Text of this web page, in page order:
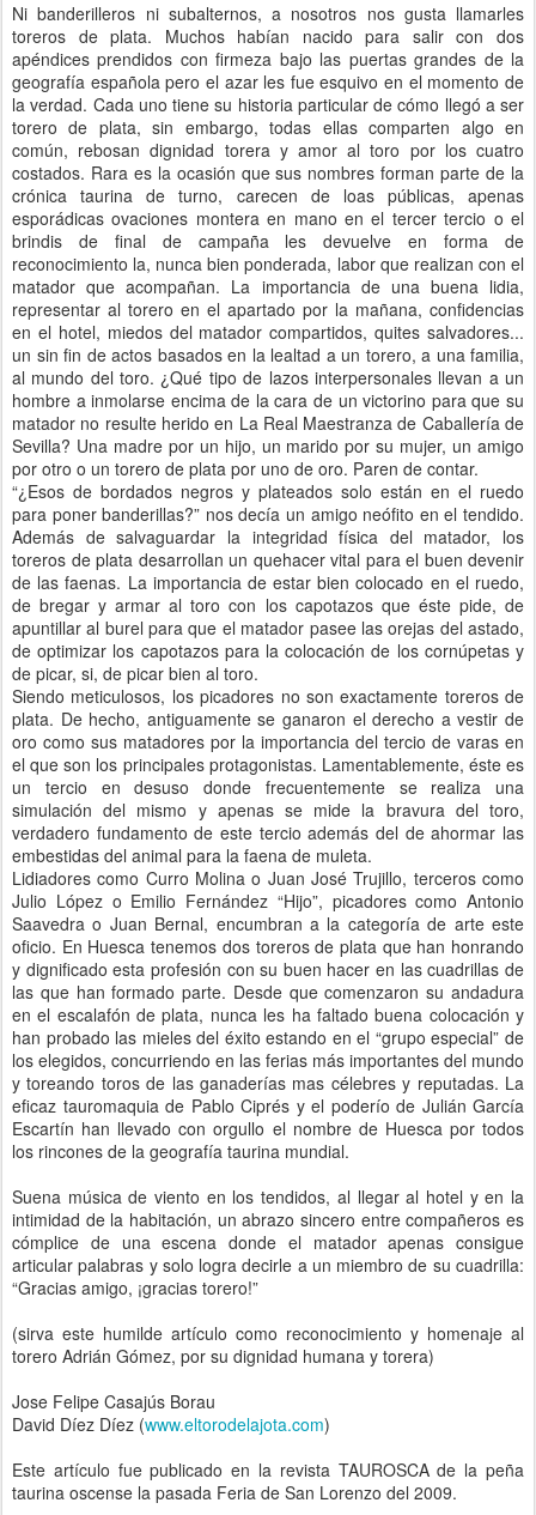
Ni banderilleros ni subalternos, a nosotros nos gusta llamarles
toreros de plata. Muchos habían nacido para salir con dos
apéndices prendidos con firmeza bajo las puertas grandes de la
geografía española pero el azar les fue esquivo en el momento de
la verdad. Cada uno tiene su historia particular de cómo llegó a ser
torero de plata, sin embargo, todas ellas comparten algo en
común, rebosan dignidad torera y amor al toro por los cuatro
costados. Rara es la ocasión que sus nombres forman parte de la
crónica taurina de turno, carecen de loas públicas, apenas
esporádicas ovaciones montera en mano en el tercer tercio o el
brindis de final de campaña les devuelve en forma de
reconocimiento la, nunca bien ponderada, labor que realizan con el
matador que acompañan. La importancia de una buena lidia,
representar al torero en el apartado por la mañana, confidencias
en el hotel, miedos del matador compartidos, quites salvadores...
un sin fin de actos basados en la lealtad a un torero, a una familia,
al mundo del toro. ¿Qué tipo de lazos interpersonales llevan a un
hombre a inmolarse encima de la cara de un victorino para que su
matador no resulte herido en La Real Maestranza de Caballería de
Sevilla? Una madre por un hijo, un marido por su mujer, un amigo
por otro o un torero de plata por uno de oro. Paren de contar.
“¿Esos de bordados negros y plateados solo están en el ruedo
para poner banderillas?” nos decía un amigo neófito en el tendido.
Además de salvaguardar la integridad física del matador, los
toreros de plata desarrollan un quehacer vital para el buen devenir
de las faenas. La importancia de estar bien colocado en el ruedo,
de bregar y armar al toro con los capotazos que éste pide, de
apuntillar al burel para que el matador pasee las orejas del astado,
de optimizar los capotazos para la colocación de los cornúpetas y
de picar, si, de picar bien al toro.
Siendo meticulosos, los picadores no son exactamente toreros de
plata. De hecho, antiguamente se ganaron el derecho a vestir de
oro como sus matadores por la importancia del tercio de varas en
el que son los principales protagonistas. Lamentablemente, éste es
un tercio en desuso donde frecuentemente se realiza una
simulación del mismo y apenas se mide la bravura del toro,
verdadero fundamento de este tercio además del de ahormar las
embestidas del animal para la faena de muleta.
Lidiadores como Curro Molina o Juan José Trujillo, terceros como
Julio López o Emilio Fernández “Hijo”, picadores como Antonio
Saavedra o Juan Bernal, encumbran a la categoría de arte este
oficio. En Huesca tenemos dos toreros de plata que han honrando
y dignificado esta profesión con su buen hacer en las cuadrillas de
las que han formado parte. Desde que comenzaron su andadura
en el escalafón de plata, nunca les ha faltado buena colocación y
han probado las mieles del éxito estando en el “grupo especial” de
los elegidos, concurriendo en las ferias más importantes del mundo
y toreando toros de las ganaderías mas célebres y reputadas. La
eficaz tauromaquia de Pablo Ciprés y el poderío de Julián García
Escartín han llevado con orgullo el nombre de Huesca por todos
los rincones de la geografía taurina mundial.
Suena música de viento en los tendidos, al llegar al hotel y en la
intimidad de la habitación, un abrazo sincero entre compañeros es
cómplice de una escena donde el matador apenas consigue
articular palabras y solo logra decirle a un miembro de su cuadrilla:
“Gracias amigo, ¡gracias torero!”
(sirva este humilde artículo como reconocimiento y homenaje al
torero Adrián Gómez, por su dignidad humana y torera)
Jose Felipe Casajús Borau
David Díez Díez (www.eltorodelajota.com)
Este artículo fue publicado en la revista TAUROSCA de la peña
taurina oscense la pasada Feria de San Lorenzo del 2009.